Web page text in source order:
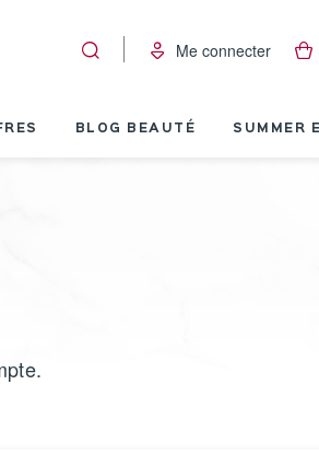
Me connecter
BLOG BEAUTÉ SUMMER